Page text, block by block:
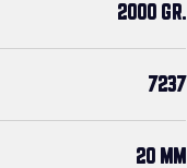
2000 GR.
7237
20 MM